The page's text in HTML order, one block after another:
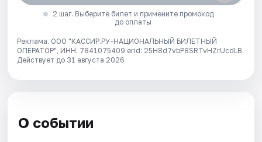
2 шаг. Выберите билет и примените промокод
до оплаты
Реклама. ООО "КАССИР.РУ-НАЦИОНАЛЬНЫЙ БИЛЕТНЫЙ
ОПЕРАТОР", ИНН: 7841075409 erid: 25H8d7vbP8SRTvHZrUcdLB.
Действует до 31 августа 2026
О событии